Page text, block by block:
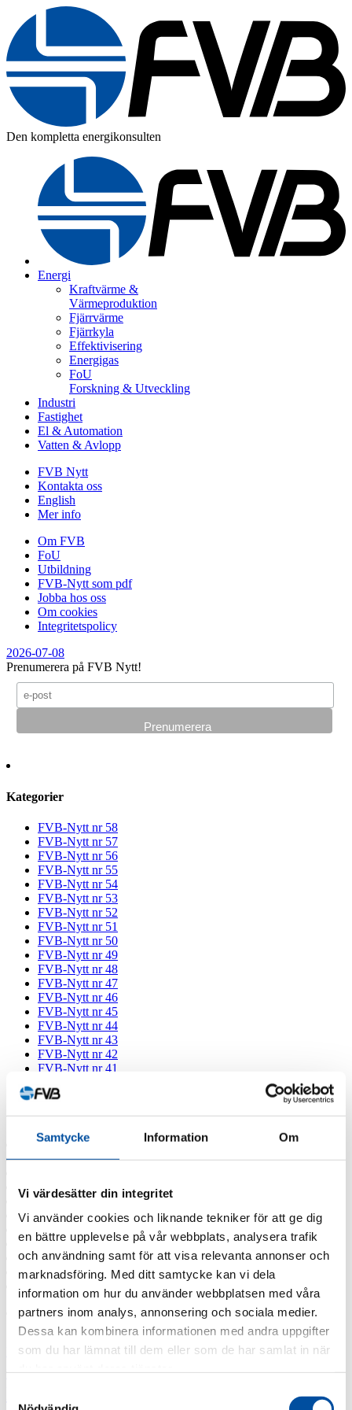
Samtycke Information Om
Vi värdesätter din integritet
Vi använder cookies och liknande tekniker för att ge dig
en bättre upplevelse på vår webbplats, analysera trafik
och användning samt för att visa relevanta annonser och
marknadsföring. Med ditt samtycke kan vi dela
information om hur du använder webbplatsen med våra
partners inom analys, annonsering och sociala medier.
Dessa kan kombinera informationen med andra uppgifter
som du har lämnat till dem eller som de har samlat in när
Den kompletta energikonsulten
Energi
Kraftvärme &
Värmeproduktion
Fjärrvärme
Fjärrkyla
Effektivisering
Energigas
FoU
Forskning & Utveckling
Industri
Fastighet
El & Automation
Vatten & Avlopp
FVB Nytt
Kontakta oss
English
Mer info
Om FVB
FoU
Utbildning
FVB-Nytt som pdf
Jobba hos oss
Om cookies
Integritetspolicy
2026-07-08
Prenumerera på FVB Nytt!
Kategorier
FVB-Nytt nr 58
FVB-Nytt nr 57
FVB-Nytt nr 56
FVB-Nytt nr 55
FVB-Nytt nr 54
FVB-Nytt nr 53
FVB-Nytt nr 52
FVB-Nytt nr 51
FVB-Nytt nr 50
FVB-Nytt nr 49
FVB-Nytt nr 48
FVB-Nytt nr 47
FVB-Nytt nr 46
FVB-Nytt nr 45
FVB-Nytt nr 44
FVB-Nytt nr 43
FVB-Nytt nr 42
FVB-Nytt nr 41
Arkiv
2026
2025
2023
2022
2021
2020
2019
2018
2017
2016
Taggar
Barncancerfonden Bisnode Fjärrvärmekurs FVB stödjer
Barncancerfonden Jobba hos ossJobba på FVB
Professor emeritus Sven